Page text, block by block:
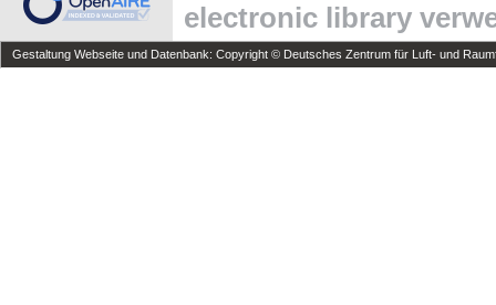
electronic library
Gestaltung Webseite und Datenbank: Copyright © Deutsches Zentrum für Luft- und